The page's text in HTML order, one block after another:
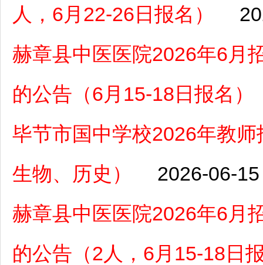
人，6月22-26日报名）
赫章县中医医院2026年6月
的公告（6月15-18日报名）
毕节市国中学校2026年教
生物、历史）
2026-06-15
赫章县中医医院2026年6月
的公告（2人，6月15-18日